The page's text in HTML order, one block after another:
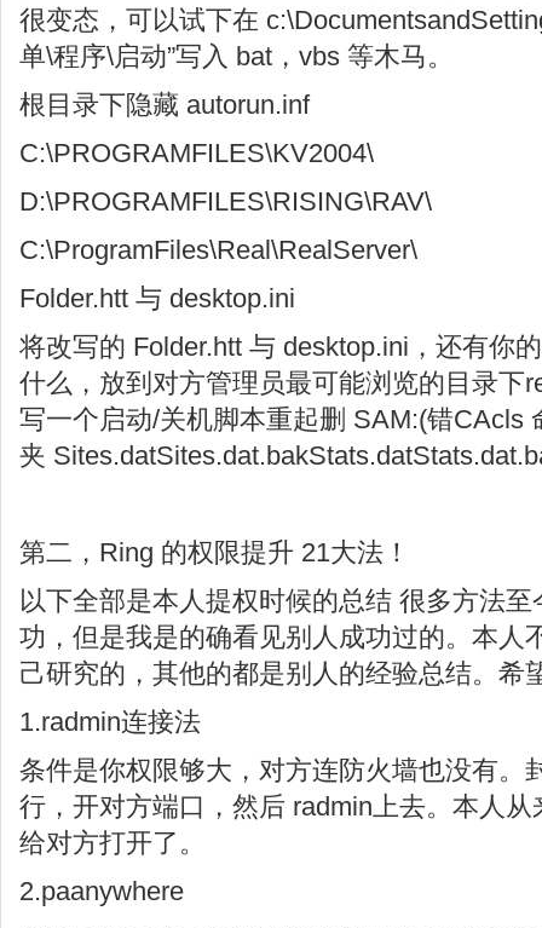
很变态，可以试下在
单\程序\启动”写入 bat，vbs 等木马。
根目录下隐藏 autorun.inf
C:\PROGRAMFILES\KV2004\
D:\PROGRAMFILES\RISING\RAV\
C:\ProgramFiles\Real\RealServer\
Folder.htt 与 desktop.ini
将改写的 Folder.htt 与 desktop.ini，还有你
什么，放到对方管理员最可能浏览的目录下
写一个启动/关机脚本重起删 SAM:(错CAcls
夹
第二，Ring 的权限提升 21大法！
以下全部是本人提权时候的总结 很多方法
功，但是我是的确看见别人成功过的。本人
己研究的，其他的都是别人的经验总结。希
1.radmin连接法
条件是你权限够大，对方连防火墙也没有。
行，开对方端口，然后 radmin上去。本人
给对方打开了。
2.paanywhere